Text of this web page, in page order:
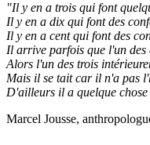
"Il y en a trois qui font
Il y en a dix qui font des
Il y en a cent qui font des
Il arrive parfois que l'un des
Alors l'un des trois
Mais il se tait car il n'a pas
D'ailleurs il a quelque
Marcel Jousse,